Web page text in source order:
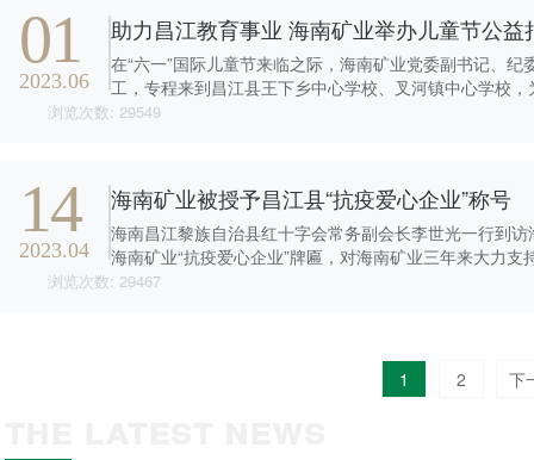
探索更多 
益相关方共享发展成果。
探索更多 
01
2023.06
助力昌江教育事业 海南矿业举办儿童节公益
在“六一”国际儿童节来临之际，海南矿业党委副书记、
工，专程来到昌江县王下乡中心学校、叉河镇中心学校
浏览次数: 29549
14
2023.04
海南矿业被授予昌江县“抗疫爱心企业”称号
海南昌江黎族自治县红十字会常务副会长李世光一行到
海南矿业“抗疫爱心企业”牌匾，对海南矿业三年来大力
吴旭春热情...
浏览次数: 29467
1 2 下